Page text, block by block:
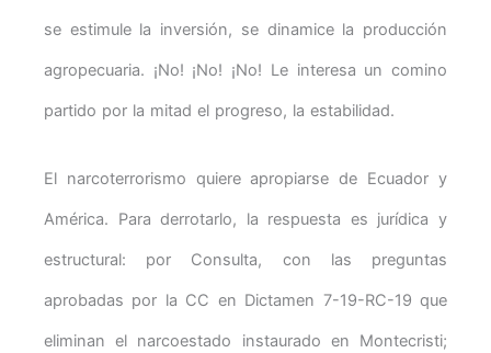
se estimule la inversión, se dinamice la producción
agropecuaria. ¡No! ¡No! ¡No! Le interesa un comino
partido por la mitad el progreso, la estabilidad.
El narcoterrorismo quiere apropiarse de Ecuador y
América. Para derrotarlo, la respuesta es jurídica y
estructural: por Consulta, con las preguntas
aprobadas por la CC en Dictamen 7-19-RC-19 que
eliminan el narcoestado instaurado en Montecristi;